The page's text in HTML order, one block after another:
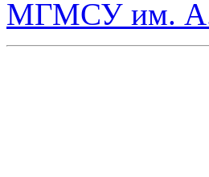
МГМСУ им.